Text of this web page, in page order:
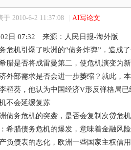
于 2010-6-2 11:37:08 AI写论文
02日 07:32 来源：人民日报-海外版
机引爆了欧洲的“债务炸弹”，造成了
腊是否将成雷曼第二，使危机演变为
外部需求是否会进一步萎缩？就此，
稻葵，他认为中国经济V形反弹格局已
会延缓复苏
务危机的突袭，是否会复制次贷危机
腊债务危机的爆发，意味着金融风险
负债表的恶化，欧洲一些国家主权信